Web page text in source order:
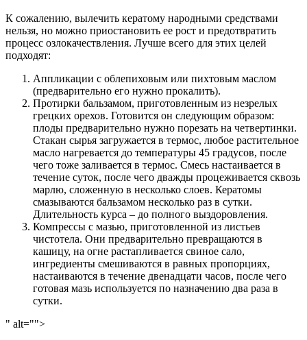
К сожалению, вылечить кератому народными средствами
нельзя, но можно приостановить ее рост и предотвратить
процесс озлокачествления. Лучше всего для этих целей
подходят:
Аппликации с облепиховым или пихтовым маслом
(предварительно его нужно прокалить).
Протирки бальзамом, приготовленным из незрелых
грецких орехов. Готовится он следующим образом:
плоды предварительно нужно порезать на четвертинки.
Стакан сырья загружается в термос, любое растительное
масло нагревается до температуры 45 градусов, после
чего тоже заливается в термос. Смесь настаивается в
течение суток, после чего дважды процеживается сквозь
марлю, сложенную в несколько слоев. Кератомы
смазываются бальзамом несколько раз в сутки.
Длительность курса – до полного выздоровления.
Компрессы с мазью, приготовленной из листьев
чистотела. Они предварительно превращаются в
кашицу, на огне растапливается свиное сало,
ингредиенты смешиваются в равных пропорциях,
настаиваются в течение двенадцати часов, после чего
готовая мазь используется по назначению два раза в
сутки.
" alt="">